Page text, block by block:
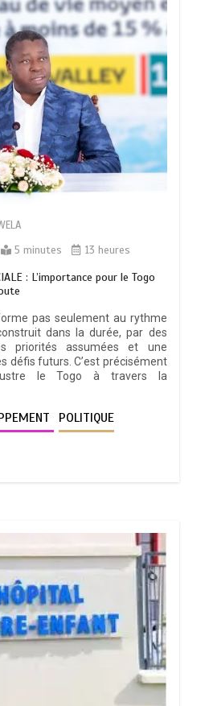
5 minutes 13 heures
: L’importance pour le Togo
pas seulement au rythme
dans la durée, par des
priorités assumées et une
défis futurs. C’est précisément
le Togo à travers la
POLITIQUE